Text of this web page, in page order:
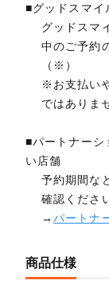
■グッドスマイ
グッドスマ
中のご予約
（※）
※お支払い
ではありま
■パートナーシ
い店舗
予約期間な
確認くださ
→パートナ
商品仕様